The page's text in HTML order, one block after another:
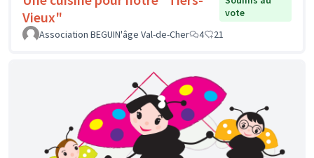
Vieux"
vote
Association BEGUIN'âge Val-de-Cher
4 21